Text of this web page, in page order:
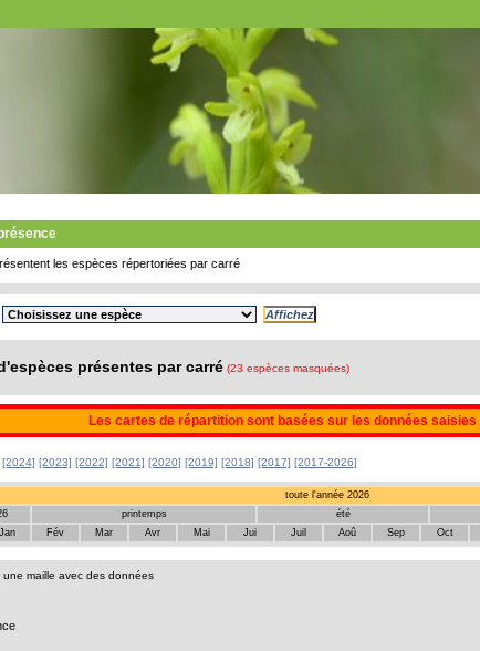
les espèces répertoriées par carré
présentes par carré (23 espèces masquées)
Les cartes de répartition sont basées sur les données
[2024] [2023] [2022] [2021] [2020] [2019] [2018] [2017] [2017-2026]
toute l'année 2026
printemps été
Jan Fév Mar Avr Mai Jui Juil Aoû Sep Oct
une maille avec des données